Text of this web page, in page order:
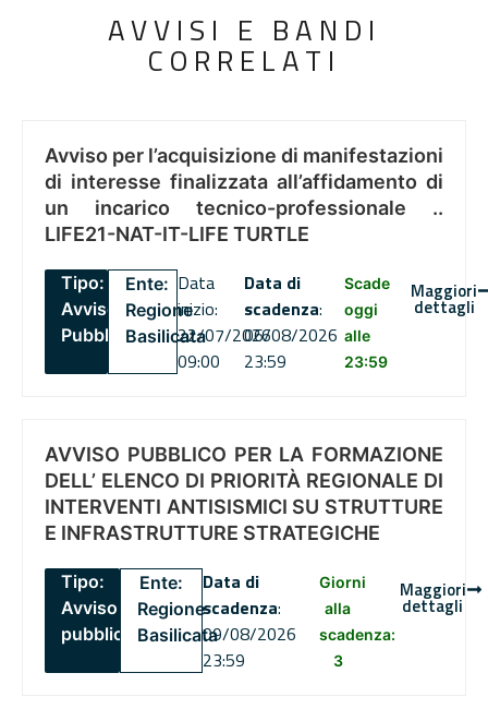
AVVISI E BANDI
CORRELATI
Avviso per l’acquisizione di manifestazioni
di interesse finalizzata all’affidamento di
un incarico tecnico-professionale ..
LIFE21-NAT-IT-LIFE TURTLE
Tipo:
Avviso
Pubblico
Ente:
Regione
Basilicata
Data
inizio:
22/07/2026
09:00
Data di
scadenza:
06/08/2026
23:59
Scade
oggi
alle
23:59
Maggiori
dettagli
AVVISO PUBBLICO PER LA FORMAZIONE
DELL’ ELENCO DI PRIORITÀ REGIONALE DI
INTERVENTI ANTISISMICI SU STRUTTURE
E INFRASTRUTTURE STRATEGICHE
Tipo:
Avviso
pubblico
Ente:
Regione
Basilicata
Data di
scadenza:
09/08/2026
23:59
Giorni
alla
scadenza:
3
Maggiori
dettagli